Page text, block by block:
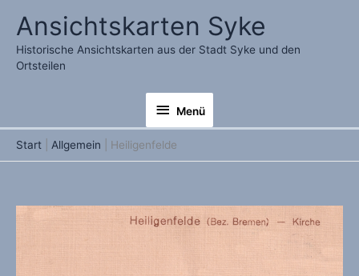
Inhalt
springen
Ansichtskarten Syke
Historische Ansichtskarten aus der Stadt Syke und den
Ortsteilen
Menü
Menü
Start Allgemein Heiligenfelde